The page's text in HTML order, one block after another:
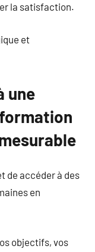
la satisfaction.
et
une
de accéder à des
en
objectifs, vos